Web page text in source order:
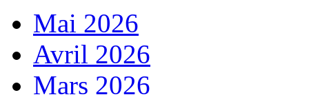
Mai 2026
Avril 2026
Mars 2026